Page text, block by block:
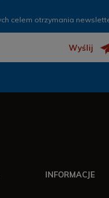
celem otrzymania
Wyślij
INFORMACJE